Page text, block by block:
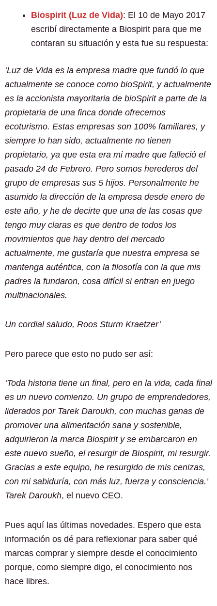
Biospirit (Luz de Vida): El 10 de Mayo 2017
escribí directamente a Biospirit para que me
contaran su situación y esta fue su respuesta:
‘Luz de Vida es la empresa madre que fundó lo que
actualmente se conoce como bioSpirit, y actualmente
es la accionista mayoritaria de bioSpirit a parte de la
propietaria de una finca donde ofrecemos
ecoturismo. Estas empresas son 100% familiares, y
siempre lo han sido, actualmente no tienen
propietario, ya que esta era mi madre que falleció el
pasado 24 de Febrero. Pero somos herederos del
grupo de empresas sus 5 hijos. Personalmente he
asumido la dirección de la empresa desde enero de
este año, y he de decirte que una de las cosas que
tengo muy claras es que dentro de todos los
movimientos que hay dentro del mercado
actualmente, me gustaría que nuestra empresa se
mantenga auténtica, con la filosofía con la que mis
padres la fundaron, cosa difícil si entran en juego
multinacionales.
Un cordial saludo, Roos Sturm Kraetzer’
Pero parece que esto no pudo ser así:
‘Toda historia tiene un final, pero en la vida, cada final
es un nuevo comienzo. Un grupo de emprendedores,
liderados por Tarek Daroukh, con muchas ganas de
promover una alimentación sana y sostenible,
adquirieron la marca Biospirit y se embarcaron en
este nuevo sueño, el resurgir de Biospirit, mi resurgir.
Gracias a este equipo, he resurgido de mis cenizas,
con mi sabiduría, con más luz, fuerza y consciencia.’
Tarek Daroukh, el nuevo CEO.
Pues aquí las últimas novedades. Espero que esta
información os dé para reflexionar para saber qué
marcas comprar y siempre desde el conocimiento
porque, como siempre digo, el conocimiento nos
hace libres.